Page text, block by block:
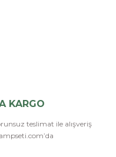
KARGO
teslimat ile alışveriş